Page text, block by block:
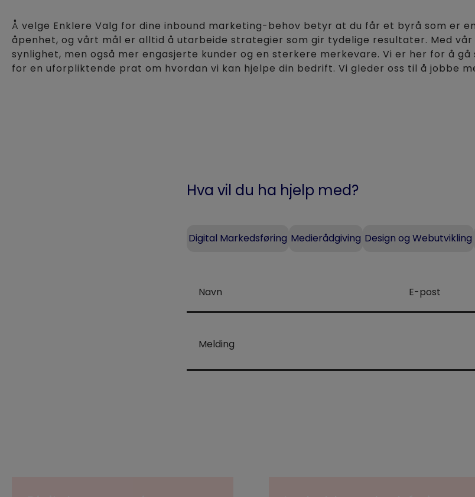
Å velge Enklere Valg for dine inbound marketing-behov betyr at du får et byrå som er
åpenhet, og vårt mål er alltid å utarbeide strategier som gir tydelige resultater. Med
synlighet, men også mer engasjerte kunder og en sterkere merkevare. Vi er her for å
for en uforpliktende prat om hvordan vi kan hjelpe din bedrift. Vi gleder oss til å jobbe
Hva vil du ha hjelp med?
Digital Markedsføring Medierådgiving Design og Webutvikling